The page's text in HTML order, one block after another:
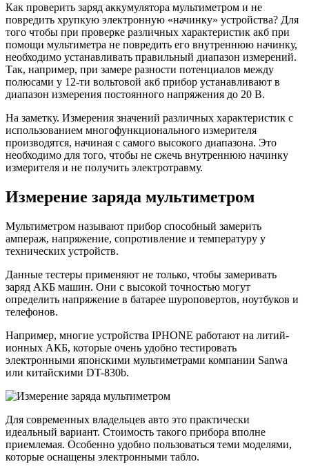
Как проверить заряд аккумулятора мультиметром и не
повредить хрупкую электронную «начинку» устройства? Для
того чтобы при проверке различных характеристик акб при
помощи мультиметра не повредить его внутреннюю начинку,
необходимо устанавливать правильный диапазон измерений.
Так, например, при замере разности потенциалов между
полюсами у 12-ти вольтовой акб прибор устанавливают в
диапазон измерения постоянного напряжения до 20 В.
На заметку. Измерения значений различных характеристик с
использованием многофункционального измерителя
производятся, начиная с самого высокого диапазона. Это
необходимо для того, чтобы не сжечь внутреннюю начинку
измерителя и не получить электротравму.
Измерение заряда мультиметром
Мультиметром называют прибор способный замерить
ампераж, напряжение, сопротивление и температуру у
технических устройств.
Данные тестеры применяют не только, чтобы замеривать
заряд АКБ машин. Они с высокой точностью могут
определить напряжение в батарее шуроповертов, ноутбуков и
телефонов.
Например, многие устройства IPHONE работают на литий-
ионных АКБ, которые очень удобно тестировать
электронными японскими мультиметрами компании Sanwa
или китайскими DT-830b.
Для современных владельцев авто это практически
идеальный вариант. Стоимость такого прибора вполне
приемлемая. Особенно удобно пользоваться теми моделями,
которые оснащены электронными табло.